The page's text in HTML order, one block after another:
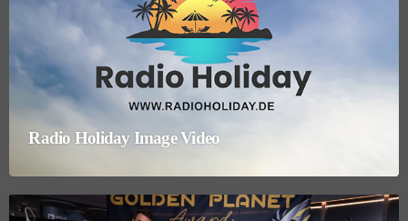
Radio Holiday Image Video